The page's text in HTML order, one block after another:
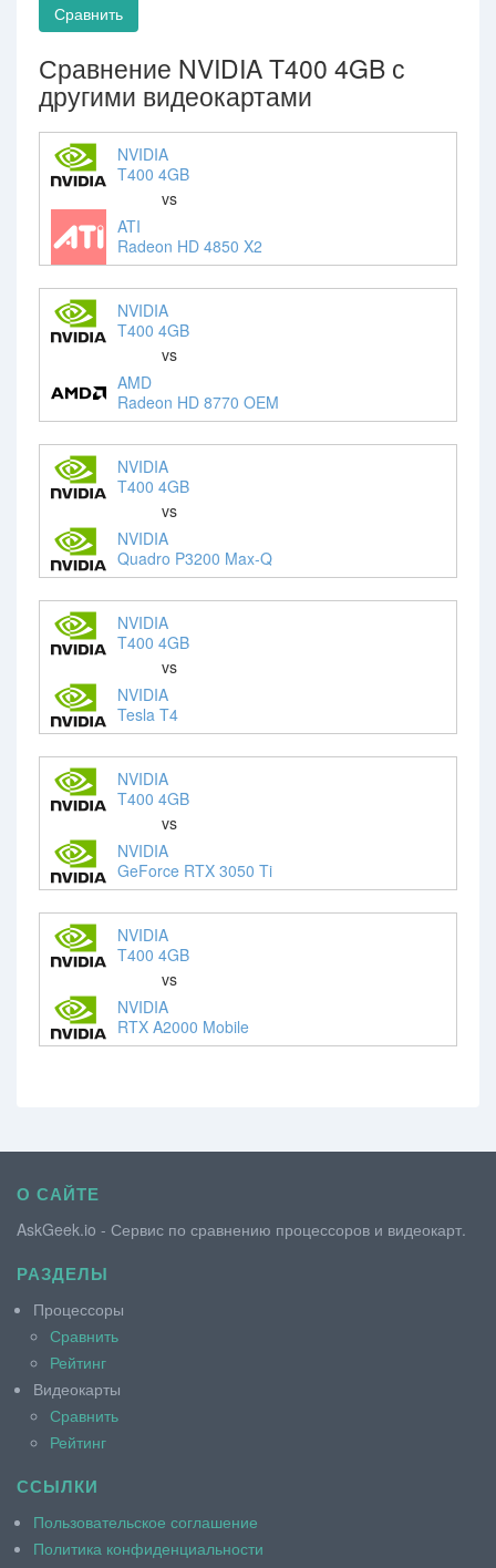
Сравнить
Сравнение NVIDIA T400 4GB с
другими видеокартами
NVIDIA
T400 4GB
vs
ATI
Radeon HD 4850 X2
NVIDIA
T400 4GB
vs
AMD
Radeon HD 8770 OEM
NVIDIA
T400 4GB
vs
NVIDIA
Quadro P3200 Max-Q
NVIDIA
T400 4GB
vs
NVIDIA
Tesla T4
NVIDIA
T400 4GB
vs
NVIDIA
GeForce RTX 3050 Ti
NVIDIA
T400 4GB
vs
NVIDIA
RTX A2000 Mobile
О САЙТЕ
AskGeek.io - Сервис по сравнению процессоров и видеокарт.
РАЗДЕЛЫ
Процессоры
Сравнить
Рейтинг
Видеокарты
Сравнить
Рейтинг
ССЫЛКИ
Пользовательское соглашение
Политика конфиденциальности